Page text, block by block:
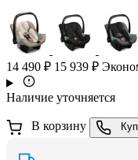
14 490 ₽ 15 939 ₽
Наличие уточняется
В корзину